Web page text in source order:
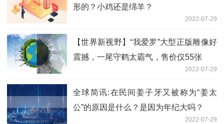
形的？小鸡还是绵羊？
2022-07-29
【世界新视野】“我爱罗”大型正版雕像好
震撼，一尾守鹤太霸气，售价仅55张
2022-07-29
全球简讯:在民间姜子牙又被称为“姜太
公”的原因是什么？是因为年纪大吗？
2022-07-29